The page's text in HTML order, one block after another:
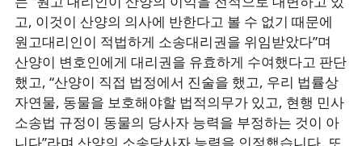
고, 이것이 산양의 의사에 반한다고 볼 수 없기 때문에
원고대리인이 적법하게 소송대리권을 위임받았다”며
산양이 변호인에게 대리권을 유효하게 수여했다고 판단
했고, “산양이 직접 법정에서 진술을 했고, 우리 법률상
자연물, 동물을 보호해야할 법적의무가 있고, 현행 민사
소송법 규정이 동물의 당사자 능력을 부정하는 것이 아